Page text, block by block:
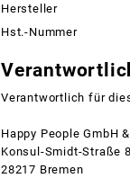
Hersteller
Hst.-Nummer
Verantwortlich für
Happy People GmbH
Konsul-Smidt-Straße
28217 Bremen